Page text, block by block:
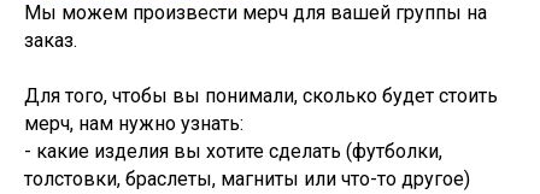
Мы можем произвести мерч для вашей группы на
заказ.
Для того, чтобы вы понимали, сколько будет стоить
мерч, нам нужно узнать:
- какие изделия вы хотите сделать (футболки,
толстовки, браслеты, магниты или что-то другое)